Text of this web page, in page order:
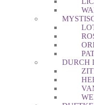
DURCH